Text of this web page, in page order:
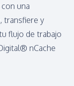
una
transfiere y
flujo de trabajo
nCache